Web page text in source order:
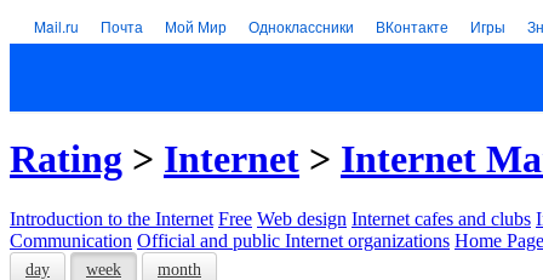
Mail.ru Почта Мой Мир Одноклассники ВКонтакте Игры
Rating > Internet > Internet
Introduction to the Internet Free Web design Internet cafes and clubs
Communication Official and public Internet organizations Home
day week month